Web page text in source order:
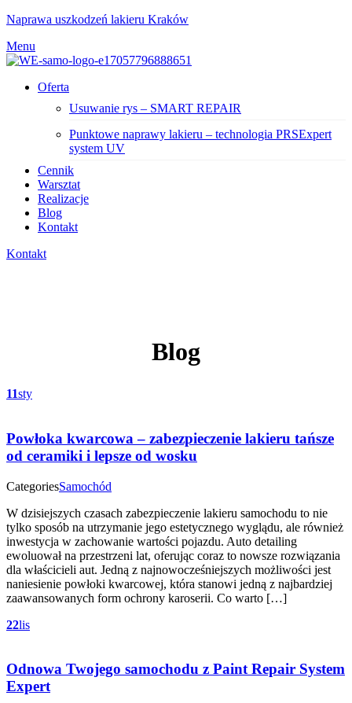
Naprawa uszkodzeń lakieru Kraków
Menu
Oferta
Usuwanie rys – SMART REPAIR
Punktowe naprawy lakieru – technologia PRSExpert
system UV
Cennik
Warsztat
Realizacje
Blog
Kontakt
Kontakt
Blog
11sty
Powłoka kwarcowa – zabezpieczenie lakieru tańsze
od ceramiki i lepsze od wosku
CategoriesSamochód
W dzisiejszych czasach zabezpieczenie lakieru samochodu to nie
tylko sposób na utrzymanie jego estetycznego wyglądu, ale również
inwestycja w zachowanie wartości pojazdu. Auto detailing
ewoluował na przestrzeni lat, oferując coraz to nowsze rozwiązania
dla właścicieli aut. Jedną z najnowocześniejszych możliwości jest
naniesienie powłoki kwarcowej, która stanowi jedną z najbardziej
zaawansowanych form ochrony karoserii. Co warto […]
22lis
Odnowa Twojego samochodu z Paint Repair System
Expert